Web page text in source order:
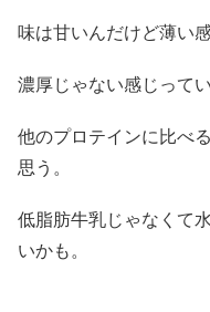
味は甘いんだけど薄い
濃厚じゃない感じって
他のプロテインに比べ
思う。
低脂肪牛乳じゃなくて
いかも。